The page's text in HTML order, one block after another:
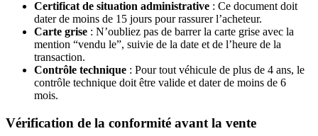
Certificat de situation administrative : Ce document doit
dater de moins de 15 jours pour rassurer l’acheteur.
Carte grise : N’oubliez pas de barrer la carte grise avec la
mention “vendu le”, suivie de la date et de l’heure de la
transaction.
Contrôle technique : Pour tout véhicule de plus de 4 ans, le
contrôle technique doit être valide et dater de moins de 6
mois.
Vérification de la conformité avant la vente